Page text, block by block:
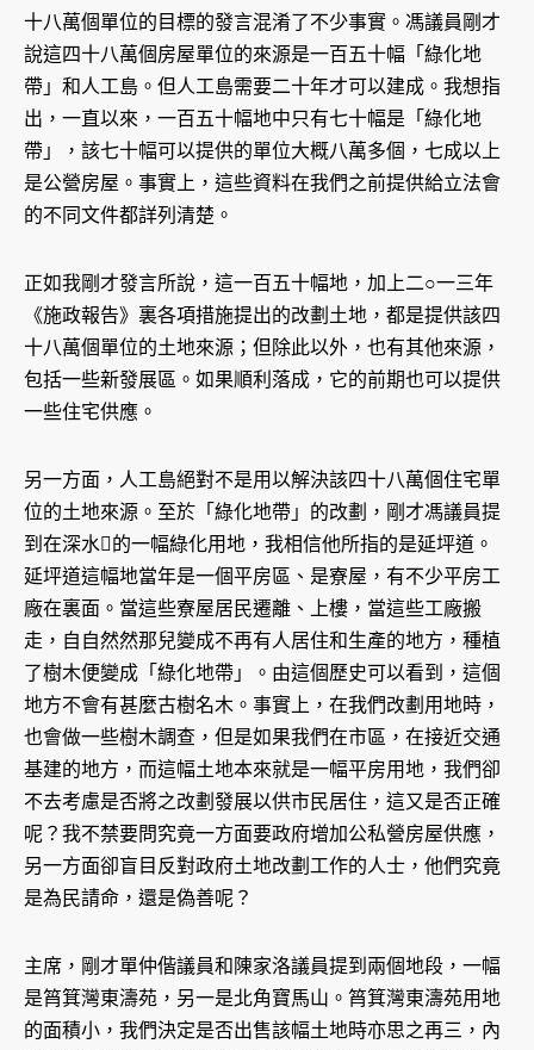
十八萬個單位的目標的發言混淆了不少事實。馮議員剛才
說這四十八萬個房屋單位的來源是一百五十幅「綠化地
帶」和人工島。但人工島需要二十年才可以建成。我想指
出，一直以來，一百五十幅地中只有七十幅是「綠化地
帶」，該七十幅可以提供的單位大概八萬多個，七成以上
是公營房屋。事實上，這些資料在我們之前提供給立法會
的不同文件都詳列清楚。
正如我剛才發言所說，這一百五十幅地，加上二○一三年
《施政報告》裏各項措施提出的改劃土地，都是提供該四
十八萬個單位的土地來源；但除此以外，也有其他來源，
包括一些新發展區。如果順利落成，它的前期也可以提供
一些住宅供應。
另一方面，人工島絕對不是用以解決該四十八萬個住宅單
位的土地來源。至於「綠化地帶」的改劃，剛才馮議員提
到在深水的一幅綠化用地，我相信他所指的是延坪道。
延坪道這幅地當年是一個平房區、是寮屋，有不少平房工
廠在裏面。當這些寮屋居民遷離、上樓，當這些工廠搬
走，自自然然那兒變成不再有人居住和生產的地方，種植
了樹木便變成「綠化地帶」。由這個歷史可以看到，這個
地方不會有甚麼古樹名木。事實上，在我們改劃用地時，
也會做一些樹木調查，但是如果我們在市區，在接近交通
基建的地方，而這幅土地本來就是一幅平房用地，我們卻
不去考慮是否將之改劃發展以供市民居住，這又是否正確
呢？我不禁要問究竟一方面要政府增加公私營房屋供應，
另一方面卻盲目反對政府土地改劃工作的人士，他們究竟
是為民請命，還是偽善呢？
主席，剛才單仲偕議員和陳家洛議員提到兩個地段，一幅
是筲箕灣東濤苑，另一是北角寶馬山。筲箕灣東濤苑用地
的面積小，我們決定是否出售該幅土地時亦思之再三，內